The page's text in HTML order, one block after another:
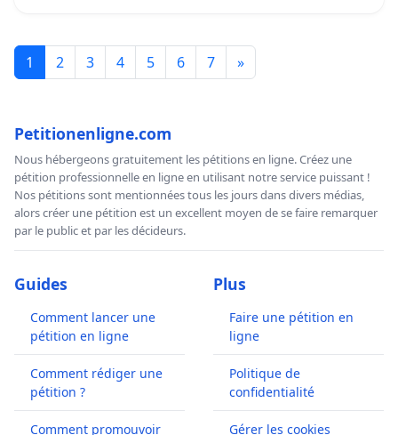
1 2 3 4 5 6 7 »
Petitionenligne.com
Nous hébergeons gratuitement les pétitions en ligne. Créez une
pétition professionnelle en ligne en utilisant notre service puissant !
Nos pétitions sont mentionnées tous les jours dans divers médias,
alors créer une pétition est un excellent moyen de se faire remarquer
par le public et par les décideurs.
Guides
Comment lancer une
pétition en ligne
Comment rédiger une
pétition ?
Comment promouvoir
Plus
Faire une pétition en
ligne
Politique de
confidentialité
Gérer les cookies